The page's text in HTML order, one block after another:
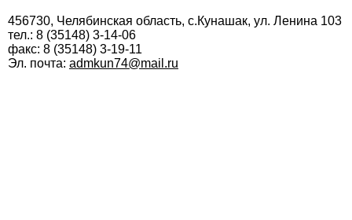
456730, Челябинская область, с.Кунашак, ул. Ленина 103
тел.: 8 (35148) 3-14-06
факс: 8 (35148) 3-19-11
Эл. почта: admkun74@mail.ru